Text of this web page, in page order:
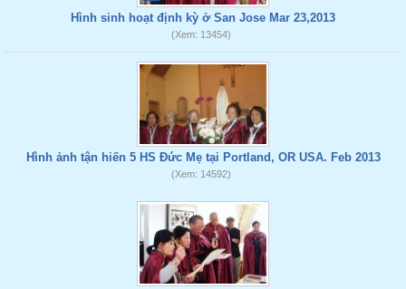
Hình sinh hoạt định kỳ ở San Jose Mar 23,2013
(Xem: 13454)
Hình ảnh tận hiến 5 HS Đức Mẹ tại Portland, OR USA. Feb 2013
(Xem: 14592)